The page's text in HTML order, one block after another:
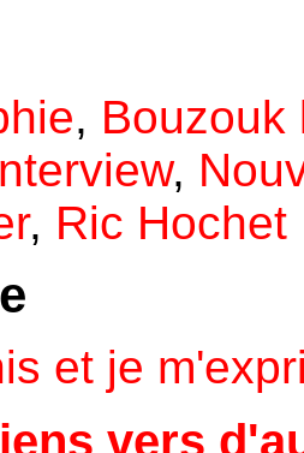
, Bouzouk
,
, Ric Hochet
et je
vers